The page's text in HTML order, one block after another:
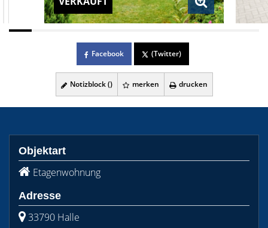
Facebook (Twitter)
Notizblock () merken drucken
Objektart
Etagenwohnung
Adresse
33790 Halle